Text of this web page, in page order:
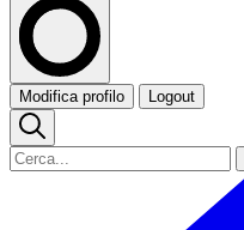
Modifica profilo Logout